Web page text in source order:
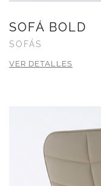
SOFÁ BOLD
SOFÁS
VER DETALLES